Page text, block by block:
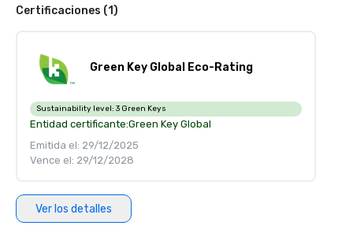
Certificaciones (1)
Green Key Global Eco-Rating
Sustainability level: 3 Green Keys
Entidad certificante:Green Key Global
Emitida el: 29/12/2025
Vence el: 29/12/2028
Ver los detalles